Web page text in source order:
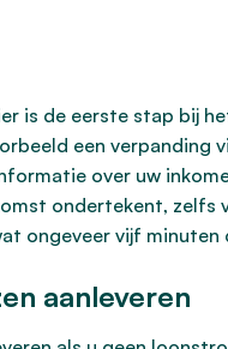
is de eerste stap bij
een verpanding
over uw
ondertekent,
ongeveer vijf minuten
aanleveren